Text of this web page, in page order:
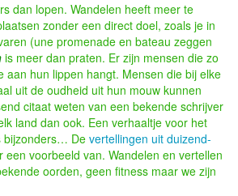
dan lopen. Wandelen heeft meer te
zonder een direct doel, zoals je in
(une promenade en bateau zeggen
is meer dan praten. Er zijn mensen die zo
aan hun lippen hangt. Mensen die bij elke
uit de oudheid uit hun mouw kunnen
citaat weten van een bekende schrijver
land dan ook. Een verhaaltje voor het
bijzonders… De vertellingen uit duizend-
een voorbeeld van. Wandelen en vertellen
oorden, geen fitness maar we zijn